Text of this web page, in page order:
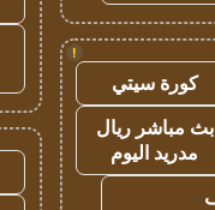
!
كورة سيتي
بث مباشر ريال
مدريد اليوم